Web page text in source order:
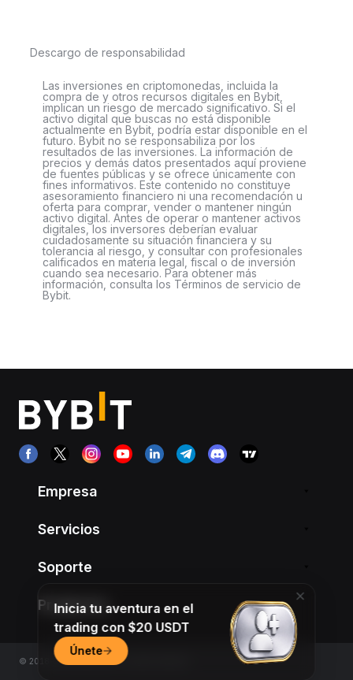
Descargo de responsabilidad
Las inversiones en criptomonedas, incluida la
compra de y otros recursos digitales en Bybit,
implican un riesgo de mercado significativo. Si el
activo digital que buscas no está disponible
actualmente en Bybit, podría estar disponible en el
futuro. Bybit no se responsabiliza por los
resultados de las inversiones. La información de
precios y demás datos presentados aquí proviene
de fuentes públicas y se ofrece únicamente con
fines informativos. Este contenido no constituye
asesoramiento financiero ni una recomendación u
oferta para comprar, vender o mantener ningún
activo digital. Antes de operar o mantener activos
digitales, los inversores deberían evaluar
cuidadosamente su situación financiera y su
tolerancia al riesgo, y consultar con profesionales
calificados en materia legal, fiscal o de inversión
cuando sea necesario. Para obtener más
información, consulta los Términos de servicio de
Bybit.
Empresa
Servicios
Soporte
Productos
© 2018-2026 Bybit.com. All rights reserved.
Inicia tu aventura en el
trading con $20 USDT
Únete